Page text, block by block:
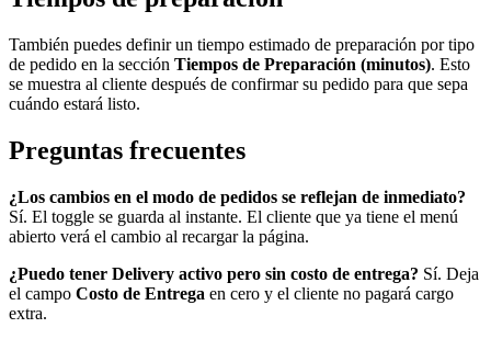
También puedes definir un tiempo estimado de preparación por tipo
de pedido en la sección Tiempos de Preparación (minutos). Esto
se muestra al cliente después de confirmar su pedido para que sepa
cuándo estará listo.
Preguntas frecuentes
¿Los cambios en el modo de pedidos se reflejan de inmediato?
Sí. El toggle se guarda al instante. El cliente que ya tiene el menú
abierto verá el cambio al recargar la página.
¿Puedo tener Delivery activo pero sin costo de entrega? Sí. Deja
el campo Costo de Entrega en cero y el cliente no pagará cargo
extra.